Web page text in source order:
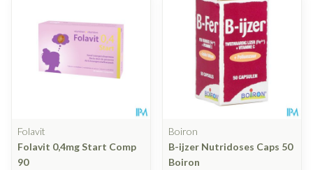
Folavit
Folavit 0,4mg Start Comp
90
Boiron
B-ijzer Nutridoses Caps 50
Boiron